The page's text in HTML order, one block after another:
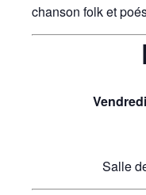
chanson folk et
Salle